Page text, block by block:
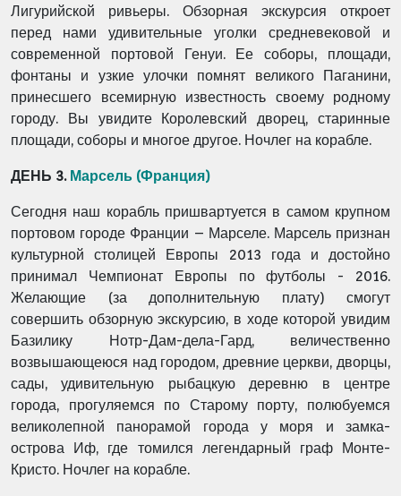
Лигурийской ривьеры. Обзорная экскурсия откроет
перед нами удивительные уголки средневековой и
современной портовой Генуи. Ее соборы, площади,
фонтаны и узкие улочки помнят великого Паганини,
принесшего всемирную известность своему родному
городу. Вы увидите Королевский дворец, старинные
площади, соборы и многое другое. Ночлег на корабле.
ДЕНЬ 3. Марсель (Франция)
Сегодня наш корабль пришвартуется в самом крупном
портовом городе Франции – Марселе. Марсель признан
культурной столицей Европы 2013 года и достойно
принимал Чемпионат Европы по футболы - 2016.
Желающие (за дополнительную плату) смогут
совершить обзорную экскурсию, в ходе которой увидим
Базилику Нотр-Дам-дела-Гард, величественно
возвышающеюся над городом, древние церкви, дворцы,
сады, удивительную рыбацкую деревню в центре
города, прогуляемся по Старому порту, полюбуемся
великолепной панорамой города у моря и замка-
острова Иф, где томился легендарный граф Монте-
Кристо. Ночлег на корабле.